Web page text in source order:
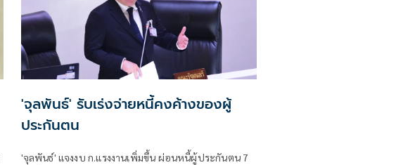
'จุลพันธ์' รับเร่งจ่ายหนี้คงค้างของผู้
ประกันตน
'จุลพันธ์' แจงงบ ก.แรงงานเพิ่มขึ้น ผ่อนหนี้ผู้ประกันตน 7